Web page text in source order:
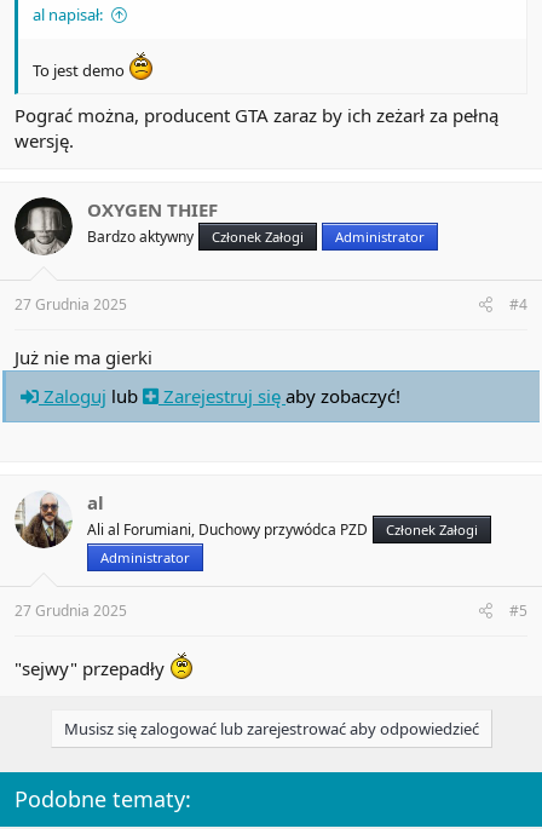
al napisał:
To jest demo
Pograć można, producent GTA zaraz by ich zeżarł za pełną
wersję.
OXYGEN THIEF
Bardzo aktywny Członek Załogi Administrator
27 Grudnia 2025 #4
Już nie ma gierki
Zaloguj lub Zarejestruj się aby zobaczyć!
al
Ali al Forumiani, Duchowy przywódca PZD
Członek Załogi
Administrator
27 Grudnia 2025 #5
"sejwy" przepadły
Musisz się zalogować lub zarejestrować aby odpowiedzieć
Podobne tematy: